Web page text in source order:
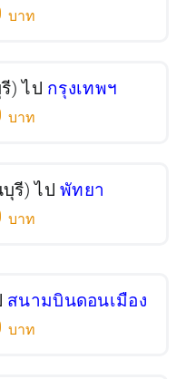
บาท
) ไป กรุงเทพฯ
บาท
บุรี) ไปพัทยา
บาท
สนามบินดอนเมือง
บาท